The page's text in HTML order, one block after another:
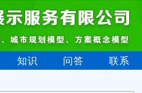
知识 问答
联系